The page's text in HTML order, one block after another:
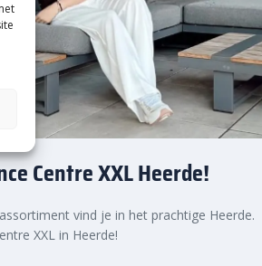
Centre XXL Heerde!
vind je in het prachtige Heerde.
XXL in Heerde!